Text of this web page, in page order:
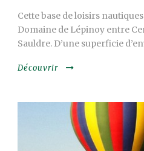
Cette base de loisirs
Domaine de Lépinoy entre
Sauldre. D’une superficie
Découvrir